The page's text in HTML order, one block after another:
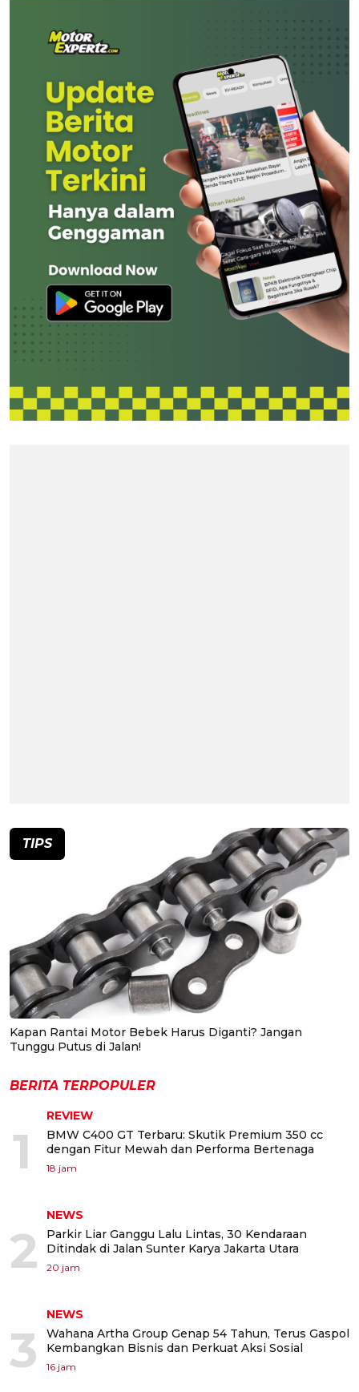
TIPS
Kapan Rantai Motor Bebek Harus Diganti? Jangan
Tunggu Putus di Jalan!
BERITA TERPOPULER
1
REVIEW
BMW C400 GT Terbaru: Skutik Premium 350 cc
dengan Fitur Mewah dan Performa Bertenaga
18 jam
2
NEWS
Parkir Liar Ganggu Lalu Lintas, 30 Kendaraan
Ditindak di Jalan Sunter Karya Jakarta Utara
20 jam
3
NEWS
Wahana Artha Group Genap 54 Tahun, Terus Gaspol
Kembangkan Bisnis dan Perkuat Aksi Sosial
16 jam